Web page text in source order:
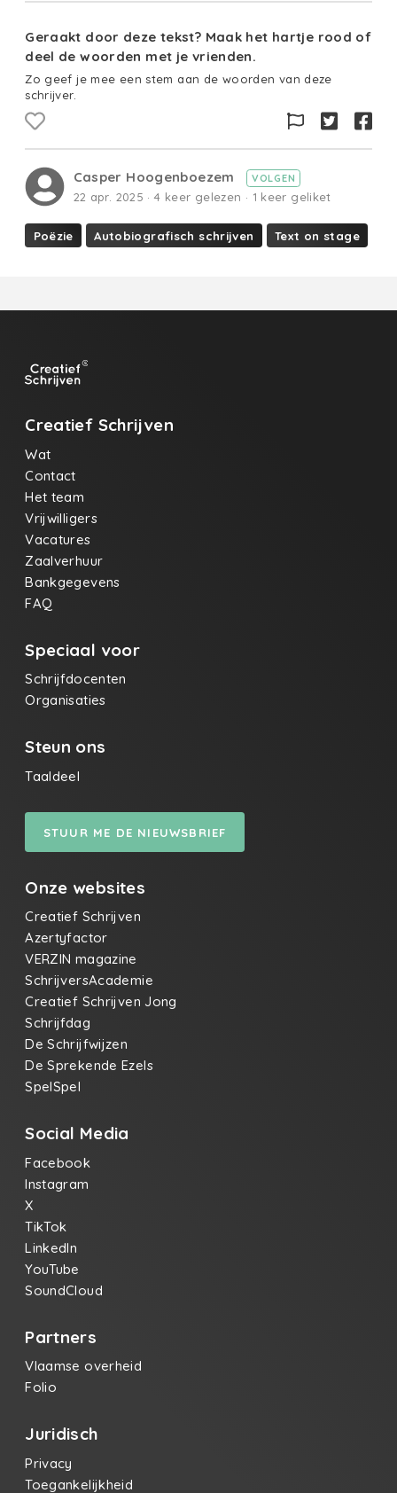
Geraakt door deze tekst? Maak het hartje rood of
deel de woorden met je vrienden.
Zo geef je mee een stem aan de woorden van deze
schrijver.
Casper Hoogenboezem VOLGEN
22 apr. 2025 · 4 keer gelezen · 1 keer geliket
Poëzie Autobiografisch schrijven Text on stage
Creatief Schrijven
Wat
Contact
Het team
Vrijwilligers
Vacatures
Zaalverhuur
Bankgegevens
FAQ
Speciaal voor
Schrijfdocenten
Organisaties
Steun ons
Taaldeel
STUUR ME DE NIEUWSBRIEF
Onze websites
Creatief Schrijven
Azertyfactor
VERZIN magazine
SchrijversAcademie
Creatief Schrijven Jong
Schrijfdag
De Schrijfwijzen
De Sprekende Ezels
SpelSpel
Social Media
Facebook
Instagram
X
TikTok
LinkedIn
YouTube
SoundCloud
Partners
Vlaamse overheid
Folio
Juridisch
Privacy
Toegankelijkheid